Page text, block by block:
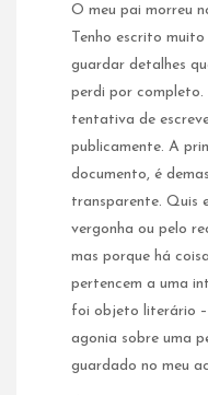
O meu pai morreu
Tenho escrito
guardar detalhes
perdi por completo.
tentativa de
publicamente. A
documento, é
transparente. Quis
vergonha ou pelo
mas porque há
pertencem a uma
foi objeto literário
agonia sobre uma
guardado no meu